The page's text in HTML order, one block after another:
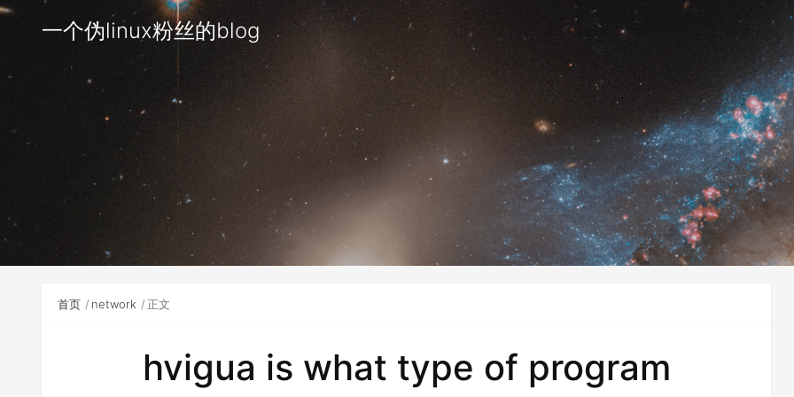
一个伪linux粉丝的blog
首页 network 正文
hvigua is what type of program